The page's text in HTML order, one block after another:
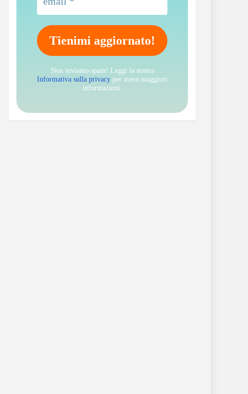
Non inviamo spam! Leggi la nostra
Informativa sulla privacy per avere maggiori
informazioni.